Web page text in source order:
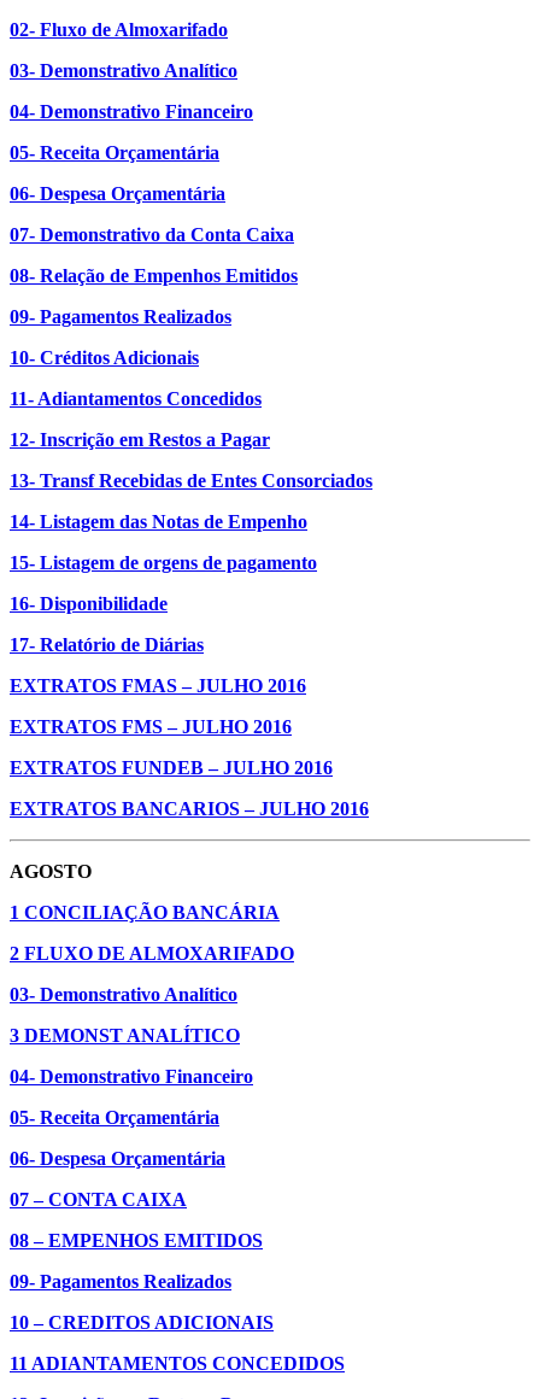
02- Fluxo de Almoxarifado
03- Demonstrativo Analítico
04- Demonstrativo Financeiro
05- Receita Orçamentária
06- Despesa Orçamentária
07- Demonstrativo da Conta Caixa
08- Relação de Empenhos Emitidos
09- Pagamentos Realizados
10- Créditos Adicionais
11- Adiantamentos Concedidos
12- Inscrição em Restos a Pagar
13- Transf Recebidas de Entes Consorciados
14- Listagem das Notas de Empenho
15- Listagem de orgens de pagamento
16- Disponibilidade
17- Relatório de Diárias
EXTRATOS FMAS – JULHO 2016
EXTRATOS FMS – JULHO 2016
EXTRATOS FUNDEB – JULHO 2016
EXTRATOS BANCARIOS – JULHO 2016
AGOSTO
1 CONCILIAÇÃO BANCÁRIA
2 FLUXO DE ALMOXARIFADO
03- Demonstrativo Analítico
3 DEMONST ANALÍTICO
04- Demonstrativo Financeiro
05- Receita Orçamentária
06- Despesa Orçamentária
07 – CONTA CAIXA
08 – EMPENHOS EMITIDOS
09- Pagamentos Realizados
10 – CREDITOS ADICIONAIS
11 ADIANTAMENTOS CONCEDIDOS